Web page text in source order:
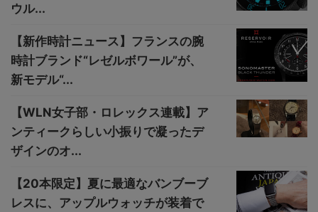
ウル...
【新作時計ニュース】フランスの腕
時計ブランド“レゼルボワール”が、
新モデル“...
【WLN女子部・ロレックス連載】ア
ンティークらしい小振りで凝ったデ
ザインのオ...
【20本限定】夏に最適なバンブーブ
レスに、アップルウォッチが装着で